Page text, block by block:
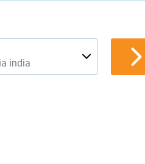
87 USD
88 USD
89 USD
india